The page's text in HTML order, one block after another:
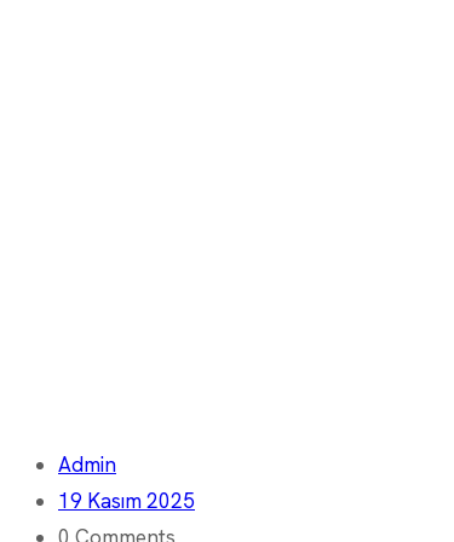
Admin
19 Kasım 2025
0 Comments